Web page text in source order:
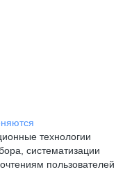
технологии
систематизации
пользователей